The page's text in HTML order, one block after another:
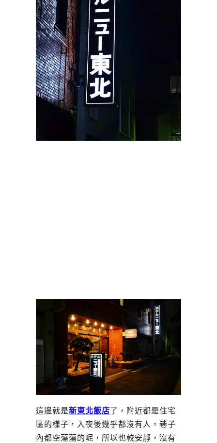
這邊就是新東北飯店了，附近都是住宅
區的樣子，入夜後幾乎都沒有人，巷子
內都空蕩蕩的呢，所以也較安靜，沒有